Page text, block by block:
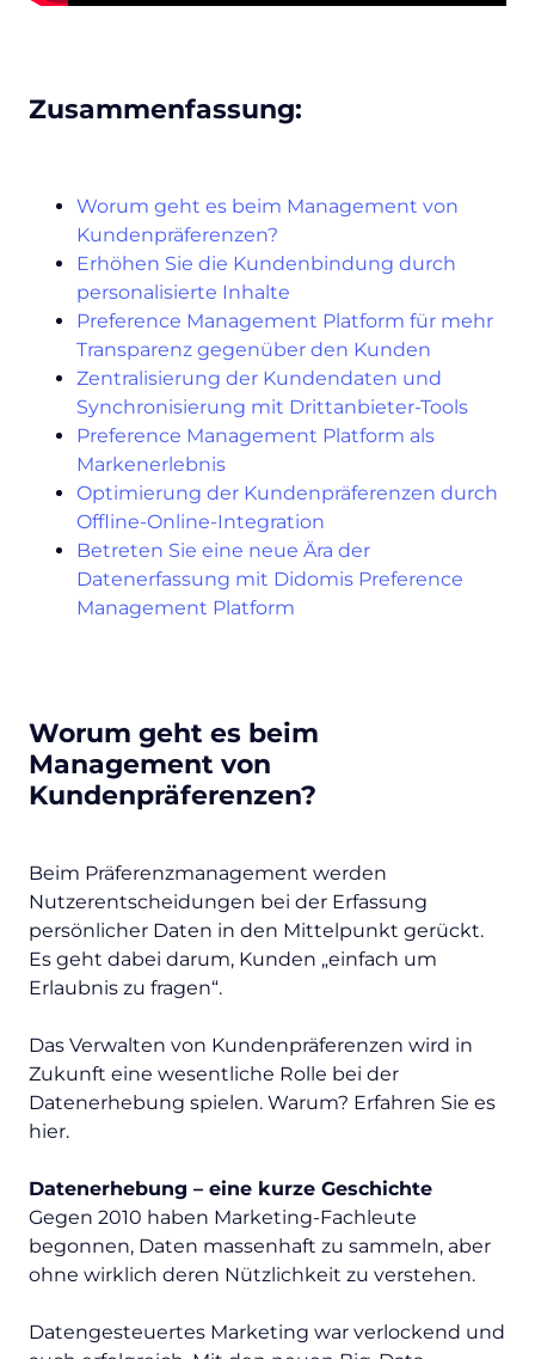
Zusammenfassung:
Worum geht es beim Management von
Kundenpräferenzen?
Erhöhen Sie die Kundenbindung durch
personalisierte Inhalte
Preference Management Platform für mehr
Transparenz gegenüber den Kunden
Zentralisierung der Kundendaten und
Synchronisierung mit Drittanbieter-Tools
Preference Management Platform als
Markenerlebnis
Optimierung der Kundenpräferenzen durch
Offline-Online-Integration
Betreten Sie eine neue Ära der
Datenerfassung mit Didomis Preference
Management Platform
Worum geht es beim
Management von
Kundenpräferenzen?
Beim Präferenzmanagement werden
Nutzerentscheidungen bei der Erfassung
persönlicher Daten in den Mittelpunkt gerückt.
Es geht dabei darum, Kunden „einfach um
Erlaubnis zu fragen“.
Das Verwalten von Kundenpräferenzen wird in
Zukunft eine wesentliche Rolle bei der
Datenerhebung spielen. Warum? Erfahren Sie es
hier.
Datenerhebung – eine kurze Geschichte
Gegen 2010 haben Marketing-Fachleute
begonnen, Daten massenhaft zu sammeln, aber
ohne wirklich deren Nützlichkeit zu verstehen.
Datengesteuertes Marketing war verlockend und